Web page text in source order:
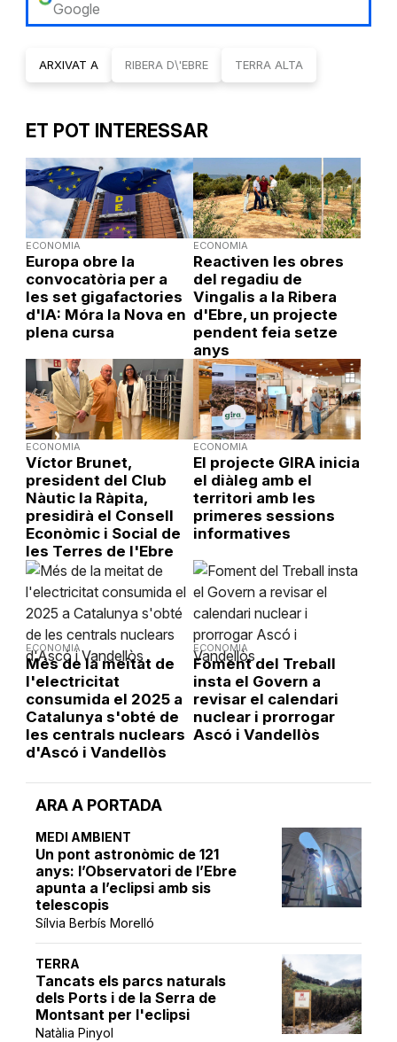
ARA A PORTADA
MEDI AMBIENT
Un pont astronòmic de 121
anys: l’Observatori de l’Ebre
apunta a l’eclipsi amb sis
telescopis
Sílvia Berbís Morelló
TERRA
Tancats els parcs naturals
dels Ports i de la Serra de
Montsant per l'eclipsi
Natàlia Pinyol
Google
ARXIVAT A RIBERA D\'EBRE TERRA ALTA
ET POT INTERESSAR
ECONOMIA
Europa obre la
convocatòria per a
les set gigafactories
d'IA: Móra la Nova en
plena cursa
ECONOMIA
Reactiven les obres
del regadiu de
Vingalis a la Ribera
d'Ebre, un projecte
pendent feia setze
anys
ECONOMIA
Víctor Brunet,
president del Club
Nàutic la Ràpita,
presidirà el Consell
Econòmic i Social de
les Terres de l'Ebre
ECONOMIA
El projecte GIRA inicia
el diàleg amb el
territori amb les
primeres sessions
informatives
ECONOMIA
Més de la meitat de
l'electricitat
consumida el 2025 a
Catalunya s'obté de
les centrals nuclears
d'Ascó i Vandellòs
ECONOMIA
Foment del Treball
insta el Govern a
revisar el calendari
nuclear i prorrogar
Ascó i Vandellòs